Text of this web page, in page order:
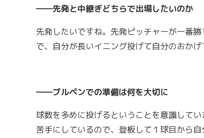
――先発と中継ぎどちらで出場したいのか
先発したいですね。先発ピッチャーが一番
で、自分が長いイニング投げて自分のおか
――ブルペンでの準備は何を大切に
球数を多めに投げるということを意識して
苦手にしているので、登板して１球目から